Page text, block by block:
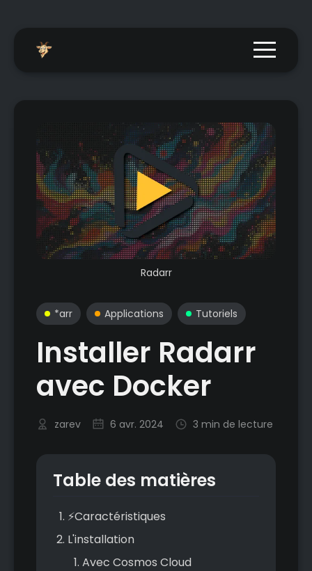
Menu
Radarr
*arr Applications Tutoriels
Installer Radarr
avec Docker
zarev 6 avr. 2024 3 min de lecture
Table des matières
⚡Caractéristiques
L'installation
Avec Cosmos Cloud